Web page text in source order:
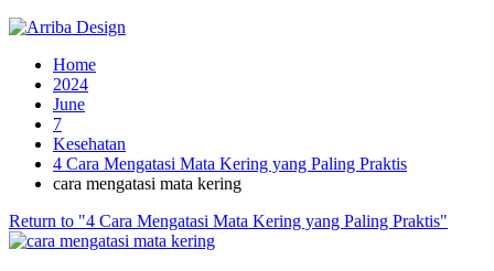
Home
2024
June
7
Kesehatan
4 Cara Mengatasi Mata Kering yang Paling Praktis
cara mengatasi mata kering
Return to "4 Cara Mengatasi Mata Kering yang Paling Praktis"